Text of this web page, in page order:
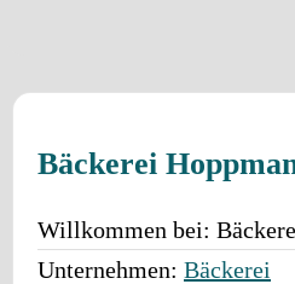
Bäckerei
Willkommen bei:
Unternehmen: Bäckerei